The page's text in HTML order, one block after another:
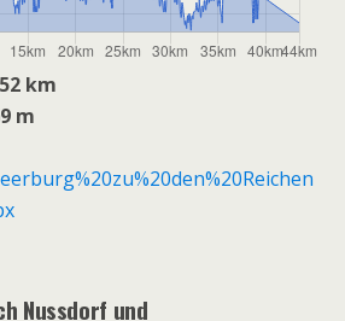
km
m
Nussdorf und